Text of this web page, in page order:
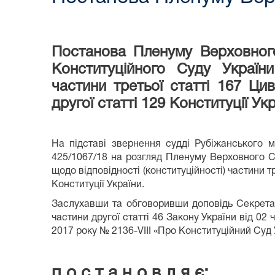
Постанова Пленуму
Конституційного Суду
частини третьої статті 167
другої статті 129 Конституції
На підставі звернення судді
425/1067/18 на розгляд Пленуму Верховного
щодо відповідності (конституційності)
Конституції України.
Заслухавши та обговоривши доповідь
частини другої статті 46 Закону України від
2017 року № 2136-VIII «Про Конституційний